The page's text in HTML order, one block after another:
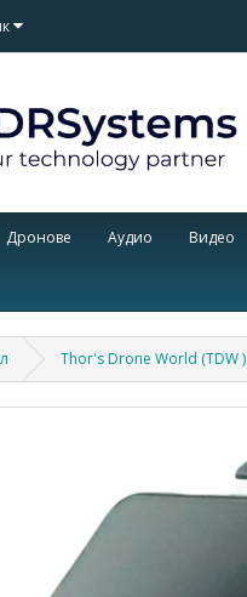
Дронове Аудио Видео
Thor's Drone World (TDW )